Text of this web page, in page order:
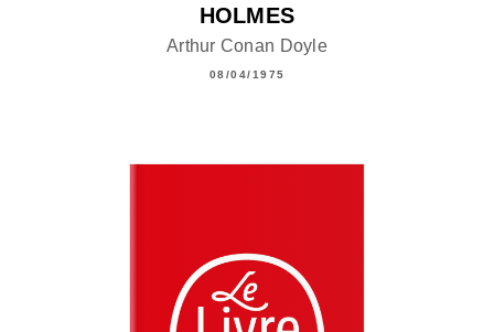
HOLMES
Arthur Conan Doyle
08/04/1975